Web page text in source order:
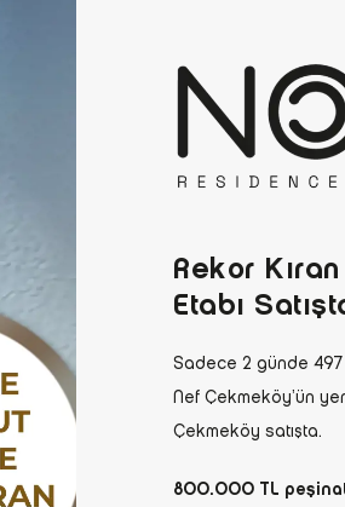
Rekor
Etabı
Sadece 2 günde 497
Nef Çekmeköy’ün
Çekmeköy satışta.
800.000 TL